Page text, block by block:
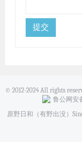
© 2012-2024 All rights
鲁公网安
原野日和（有野出没）